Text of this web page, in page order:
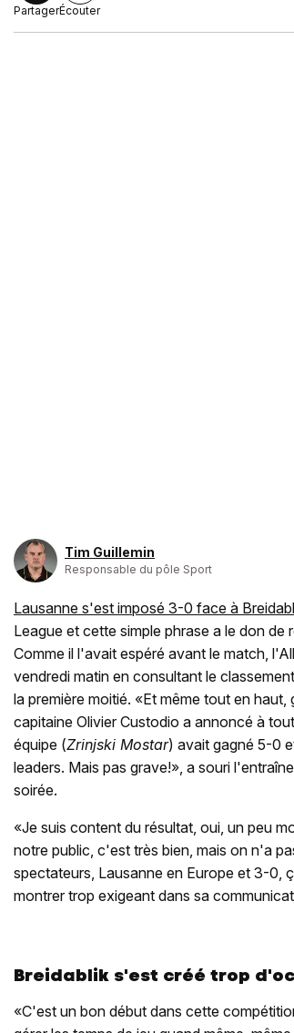
PartagerÉcouter
Tim Guillemin
Responsable du pôle Sport
Lausanne s'est imposé 3-0 face à
League et cette simple phrase a le don de
Comme il l'avait espéré avant le match,
vendredi matin en consultant le
la première moitié. «Et même tout en
capitaine Olivier Custodio a annoncé à
équipe (Zrinjski Mostar) avait gagné 5-0
leaders. Mais pas grave!», a souri
soirée.
«Je suis content du résultat, oui, un peu
notre public, c'est très bien, mais on n'a
spectateurs, Lausanne en Europe et 3-0,
montrer trop exigeant dans sa
Breidablik s'est créé trop
«C'est un bon début dans cette